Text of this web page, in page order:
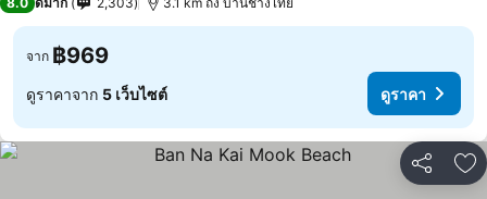
จาก ฿969
ดูราคาจาก 5 เว็บไซต์ ดูราคา
แชร์ เ